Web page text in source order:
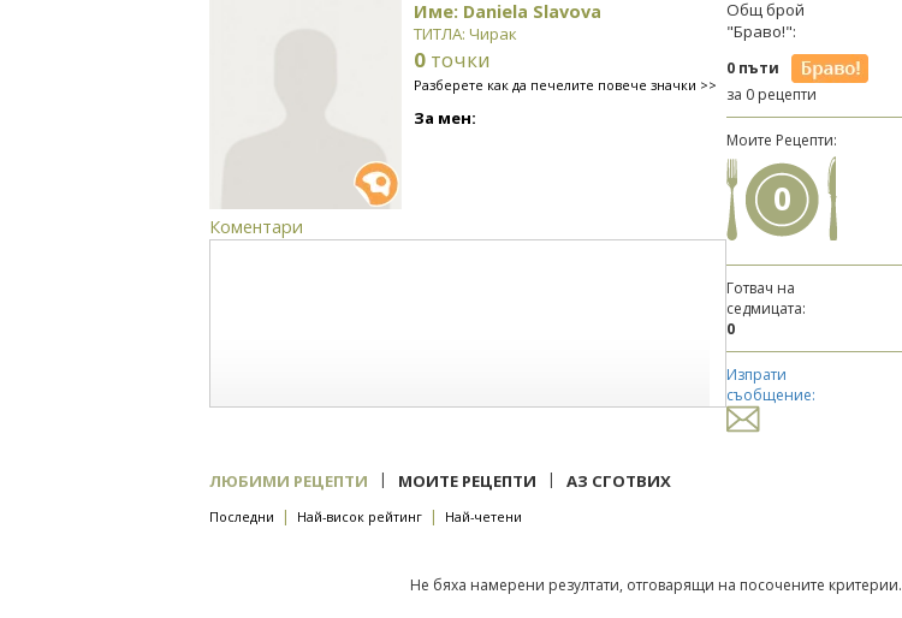
Име: Daniela Slavova
ТИТЛА: Чирак
0 точки
Разберете как да печелите повече значки >>
За мен:
Коментари
Общ брой
"Браво!":
0 пъти
за 0 рецепти
Моите Рецепти:
0
Готвач на
седмицата:
0
Изпрати
съобщение:
ЛЮБИМИ РЕЦЕПТИ | МОИТЕ РЕЦЕПТИ | АЗ СГОТВИХ
Последни | Най-висок рейтинг | Най-четени
Не бяха намерени резултати, отговарящи на посочените критерии.